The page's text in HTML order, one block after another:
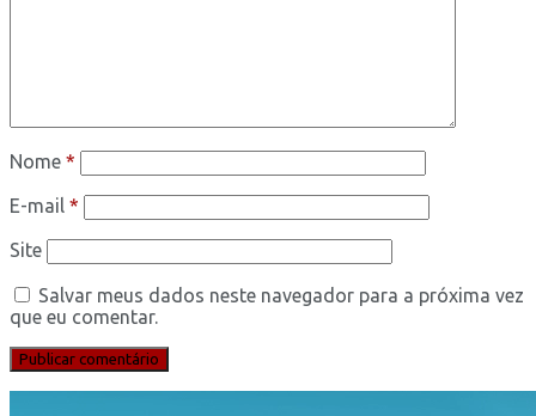
Nome *
E-mail *
Site
Salvar meus dados neste navegador para a próxima vez
que eu comentar.